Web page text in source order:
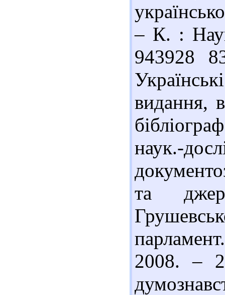
– К. :
943928
видання,
наук.-
та
2008. –